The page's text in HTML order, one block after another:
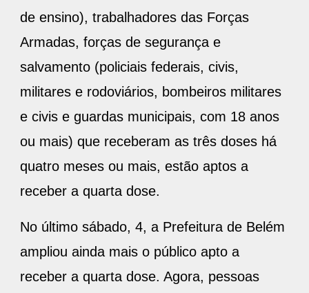
de ensino), trabalhadores das Forças
Armadas, forças de segurança e
salvamento (policiais federais, civis,
militares e rodoviários, bombeiros militares
e civis e guardas municipais, com 18 anos
ou mais) que receberam as três doses há
quatro meses ou mais, estão aptos a
receber a quarta dose.
No último sábado, 4, a Prefeitura de Belém
ampliou ainda mais o público apto a
receber a quarta dose. Agora, pessoas